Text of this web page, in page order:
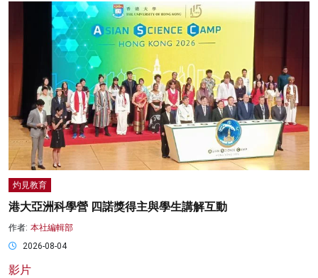
灼見教育
港大亞洲科學營 四諾獎得主與學生講解互動
作者: 本社編輯部
2026-08-04
影片